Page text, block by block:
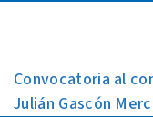
Convocatoria al
Julián Gascón